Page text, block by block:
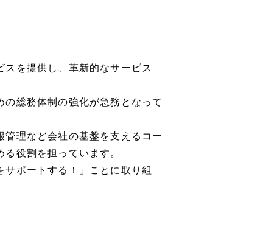
を提供し、革新的なサービス
総務体制の強化が急務となって
理など会社の基盤を支えるコー
役割を担っています。
ポートする！」ことに取り組